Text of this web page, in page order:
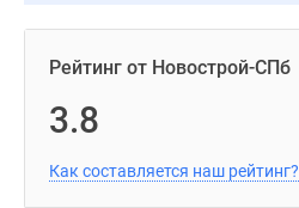
Рейтинг от Новострой-СПб
3.8
Как составляется наш рейтинг?